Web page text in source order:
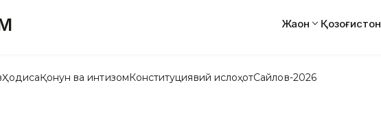
Жаҳон Қозоғистон
ҲодисаҚонун ва интизомКонституциявий ислоҳотСайлов-2026